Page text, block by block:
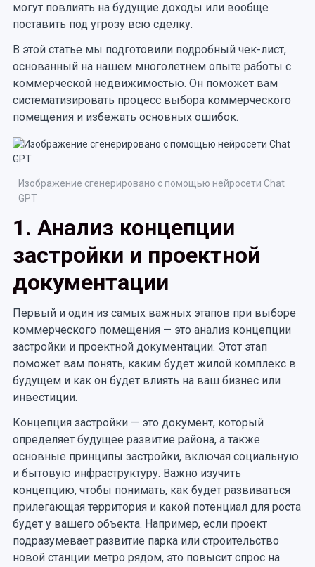
могут повлиять на будущие доходы или вообще
поставить под угрозу всю сделку.
В этой статье мы подготовили подробный чек-лист,
основанный на нашем многолетнем опыте работы с
коммерческой недвижимостью. Он поможет вам
систематизировать процесс выбора коммерческого
помещения и избежать основных ошибок.
Изображение сгенерировано с помощью нейросети Chat
GPT
1. Анализ концепции
застройки и проектной
документации
Первый и один из самых важных этапов при выборе
коммерческого помещения — это анализ концепции
застройки и проектной документации. Этот этап
поможет вам понять, каким будет жилой комплекс в
будущем и как он будет влиять на ваш бизнес или
инвестиции.
Концепция застройки — это документ, который
определяет будущее развитие района, а также
основные принципы застройки, включая социальную
и бытовую инфраструктуру. Важно изучить
концепцию, чтобы понимать, как будет развиваться
прилегающая территория и какой потенциал для роста
будет у вашего объекта. Например, если проект
подразумевает развитие парка или строительство
новой станции метро рядом, это повысит спрос на